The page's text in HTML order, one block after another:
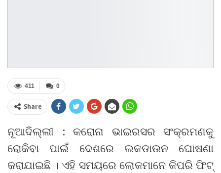
0
411
Share
ନୂଆଦିଲ୍ଲୀ : କରୋନା ଭାଇରସର ସଂକ୍ରମଣକୁ
ରୋକିବା ପାଇଁ ଦେଶରେ ଲକଡାଉନ ଘୋଷଣା
କରାଯାଇଛି । ଏହି ସମୟରେ ଲୋକମାନେ କିପରି ଫିଟ୍